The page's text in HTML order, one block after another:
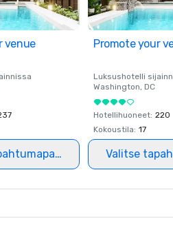
venue Promote your
Luksushotelli
Washington, DC
Hotellihuoneet: 220
Kokoustila: 17
Valitse